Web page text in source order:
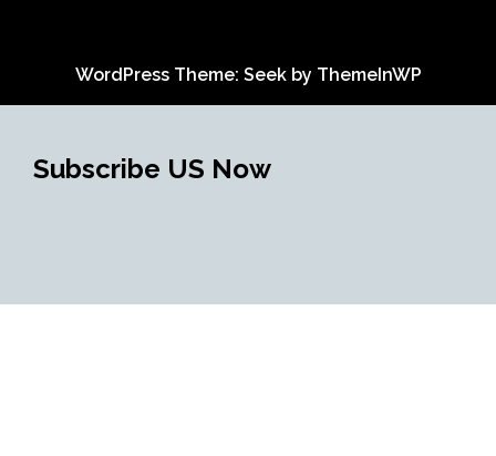
WordPress Theme: Seek by ThemeInWP
Subscribe US Now